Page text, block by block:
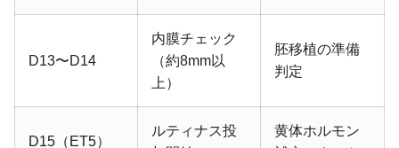
D13〜D14
内膜チェック
（約8mm以
上）
胚移植の準備
判定
D15（ET5）
ルティナス投
黄体ホルモン